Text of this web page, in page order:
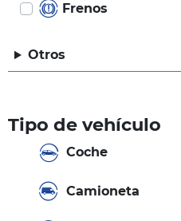
Frenos
Otros
Tipo de vehículo
Coche
Camioneta